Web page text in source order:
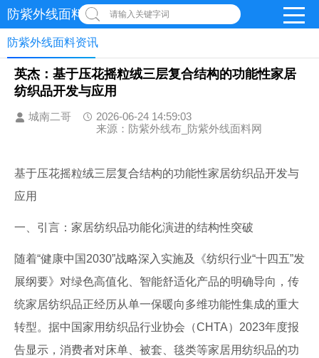
防紫外线面料网 请输入关键字词
防紫外线面料资讯
英杰：基于压花摇粒绒三层复合结构的功能性家居
纺织品开发与应用
城南二哥
2026-06-24 14:59:03
来源：防紫外线布_防紫外线面料网
基于压花摇粒绒三层复合结构的功能性家居纺织品开发与
应用
一、引言：家居纺织品功能化演进的结构性突破
随着“健康中国2030”战略深入实施及《纺织行业“十四五”发
展纲要》对绿色高值化、智能舒适化产品的明确导向，传
统家居纺织品正经历从单一保暖向多维功能性集成的重大
转型。据中国家用纺织品行业协会（CHTA）2023年度报
告显示，消费者对床单、被套、毯类等家居用纺织品的功